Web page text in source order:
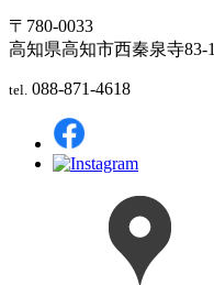
〒780-0033
高知県高知市西秦泉寺83-1
tel. 088-871-4618